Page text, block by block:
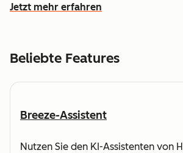
Jetzt mehr erfahren
wie Sie mit HubSpot leichter
Beliebte Features
Breeze-Assistent
Nutzen Sie den KI-Assistenten von